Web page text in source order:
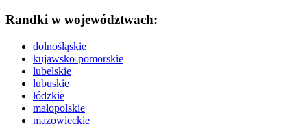
Randki w województwach:
dolnośląskie
kujawsko-pomorskie
lubelskie
lubuskie
łódzkie
małopolskie
mazowieckie